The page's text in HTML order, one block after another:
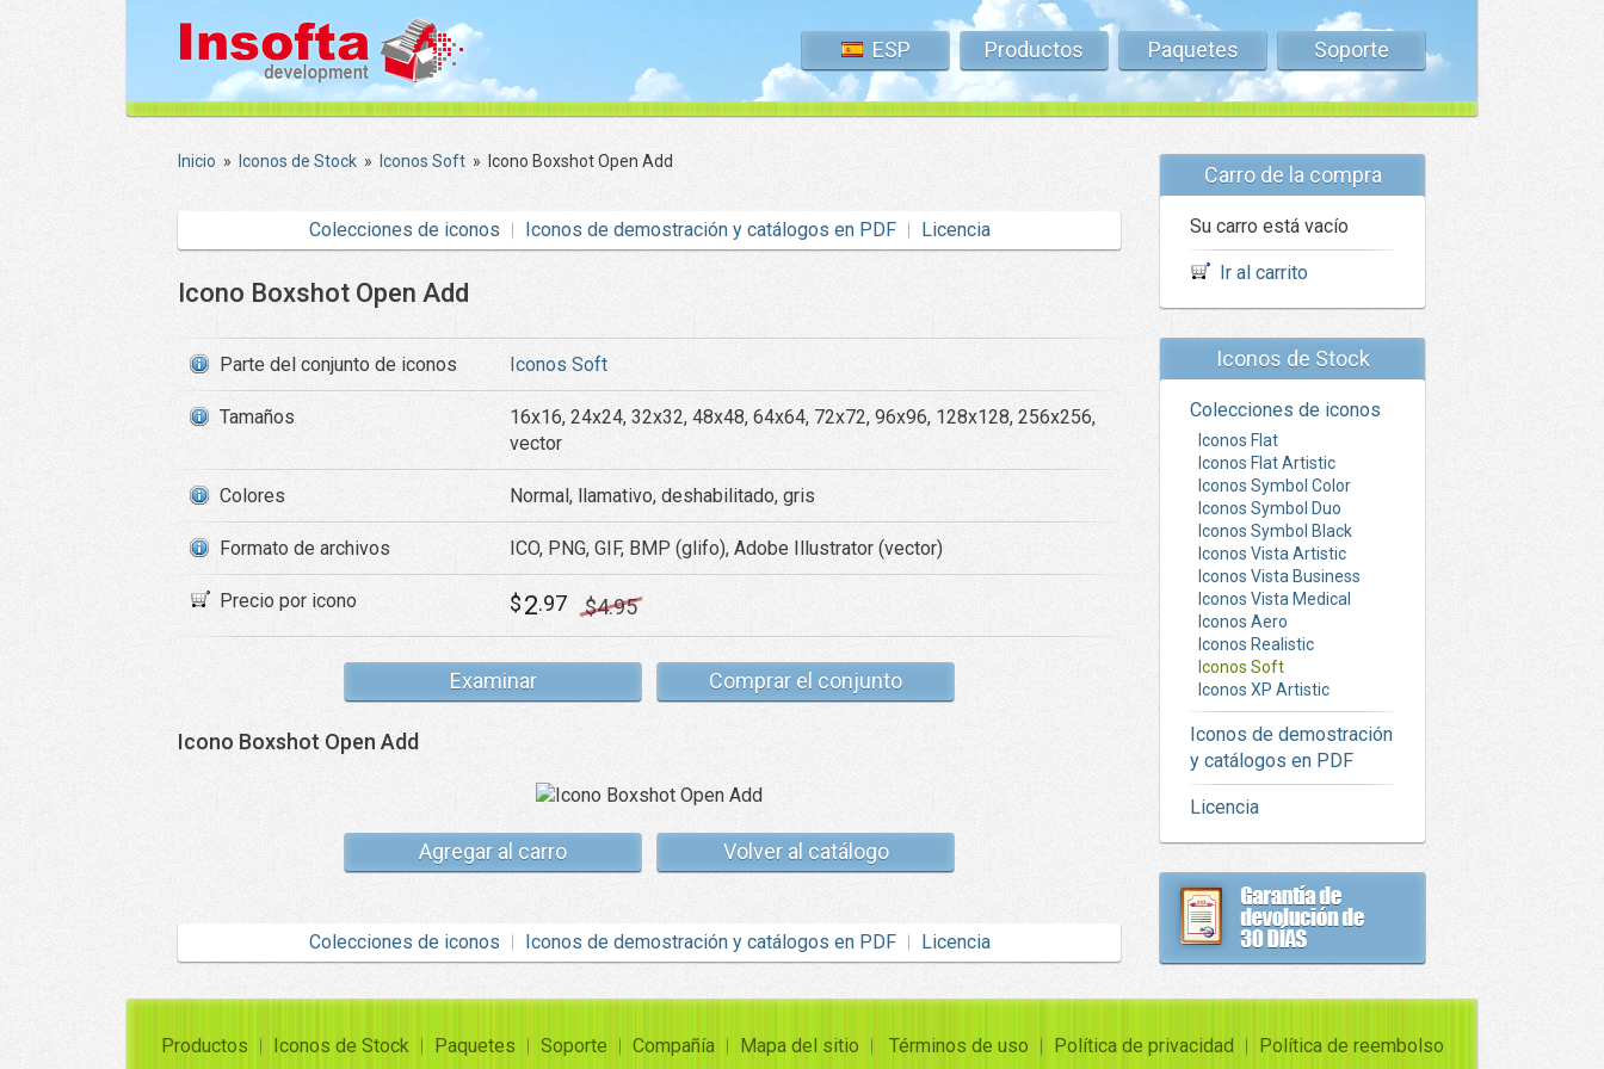
ESP Productos Paquetes Soporte
Inicio » Iconos de Stock » Iconos Soft » Icono Boxshot Open Add
Colecciones de iconos Iconos de demostración y catálogos en PDF Licencia
Icono Boxshot Open Add
Parte del conjunto de iconos Iconos Soft
Tamaños
16x16, 24x24, 32x32, 48x48, 64x64, 72x72, 96x96, 128x128, 256x256,
vector
Colores Normal, llamativo, deshabilitado, gris
Formato de archivos ICO, PNG, GIF, BMP (glifo), Adobe Illustrator (vector)
Precio por icono $2.97 $4.95
Examinar Comprar el conjunto
Icono Boxshot Open Add
Agregar al carro Volver al catálogo
Colecciones de iconos Iconos de demostración y catálogos en PDF Licencia
Carro de la compra
Su carro está vacío
Ir al carrito
Iconos de Stock
Colecciones de iconos
Iconos Flat
Iconos Flat Artistic
Iconos Symbol Color
Iconos Symbol Duo
Iconos Symbol Black
Iconos Vista Artistic
Iconos Vista Business
Iconos Vista Medical
Iconos Aero
Iconos Realistic
Iconos Soft
Iconos XP Artistic
Iconos de demostración
y catálogos en PDF
Licencia
Productos Iconos de Stock Paquetes Soporte Compañía Mapa del sitio Términos de uso Política de privacidad Política de reembolso